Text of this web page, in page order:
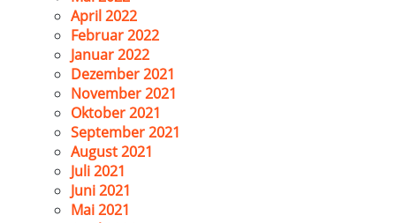
April 2022
Februar 2022
Januar 2022
Dezember 2021
November 2021
Oktober 2021
September 2021
August 2021
Juli 2021
Juni 2021
Mai 2021